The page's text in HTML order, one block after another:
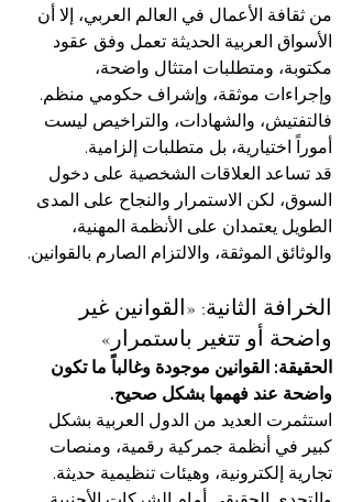
من ثقافة الأعمال في العالم العربي، إلا أن
الأسواق العربية الحديثة تعمل وفق عقود
مكتوبة، ومتطلبات امتثال واضحة،
وإجراءات موثقة، وإشراف حكومي منظم.
فالتفتيش، والشهادات، والتراخيص ليست
أموراً اختيارية، بل متطلبات إلزامية.
قد تساعد العلاقات الشخصية على دخول
السوق، لكن الاستمرار والنجاح على المدى
الطويل يعتمدان على الأنظمة المهنية،
والوثائق الموثقة، والالتزام الصارم بالقوانين.
الخرافة الثانية: «القوانين غير
واضحة أو تتغير باستمرار»
الحقيقة: القوانين موجودة وغالباً ما تكون
واضحة عند فهمها بشكل صحيح.
استثمرت العديد من الدول العربية بشكل
كبير في أنظمة جمركية رقمية، ومنصات
تجارية إلكترونية، وهيئات تنظيمية حديثة.